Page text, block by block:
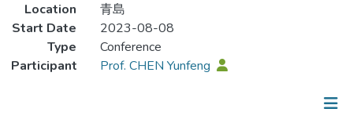
Location
青島
Start Date
2023-08-08
Type
Conference
Participant
Prof. CHEN Yunfeng